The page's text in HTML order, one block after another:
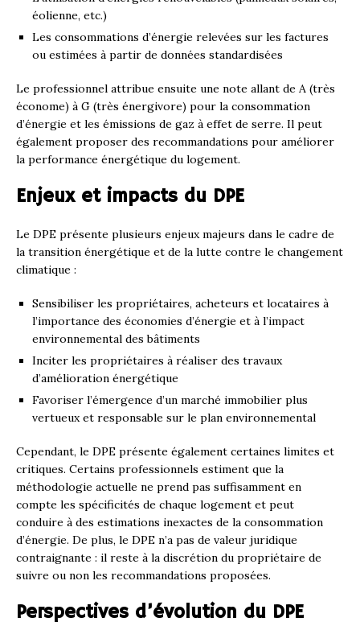
éolienne, etc.)
Les consommations d’énergie relevées sur les factures
ou estimées à partir de données standardisées
Le professionnel attribue ensuite une note allant de A (très
économe) à G (très énergivore) pour la consommation
d’énergie et les émissions de gaz à effet de serre. Il peut
également proposer des recommandations pour améliorer
la performance énergétique du logement.
Enjeux et impacts du DPE
Le DPE présente plusieurs enjeux majeurs dans le cadre de
la transition énergétique et de la lutte contre le changement
climatique :
Sensibiliser les propriétaires, acheteurs et locataires à
l’importance des économies d’énergie et à l’impact
environnemental des bâtiments
Inciter les propriétaires à réaliser des travaux
d’amélioration énergétique
Favoriser l’émergence d’un marché immobilier plus
vertueux et responsable sur le plan environnemental
Cependant, le DPE présente également certaines limites et
critiques. Certains professionnels estiment que la
méthodologie actuelle ne prend pas suffisamment en
compte les spécificités de chaque logement et peut
conduire à des estimations inexactes de la consommation
d’énergie. De plus, le DPE n’a pas de valeur juridique
contraignante : il reste à la discrétion du propriétaire de
suivre ou non les recommandations proposées.
Perspectives d’évolution du DPE